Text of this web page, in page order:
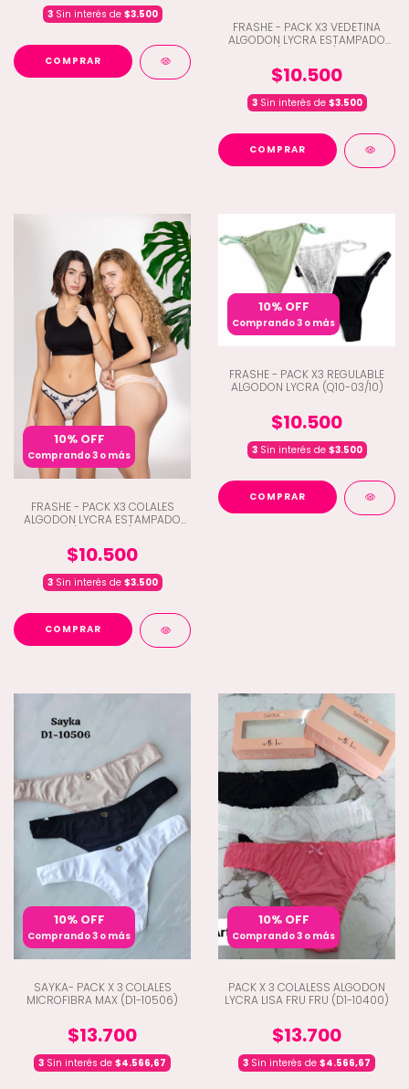
3Sin interés de $3.500
COMPRAR
FRASHE - PACK X3 VEDETINA
ALGODON LYCRA ESTAMPADO
$10.500
3Sin interés de $3.500
COMPRAR
10% OFF
Comprando 3 o más
FRASHE - PACK X3 COLALES
ALGODON LYCRA ESTAMPADO
$10.500
3Sin interés de $3.500
COMPRAR
10% OFF
Comprando 3 o más
FRASHE - PACK X3 REGULABLE
ALGODON LYCRA (Q10-03/10)
$10.500
3Sin interés de $3.500
COMPRAR
10% OFF
Comprando 3 o más
SAYKA- PACK X 3 COLALES
MICROFIBRA MAX (D1-10506)
$13.700
3 Sin interés de $4.566,67
10% OFF
Comprando 3 o más
PACK X 3 COLALESS ALGODON
LYCRA LISA FRU FRU (D1-10400)
$13.700
3 Sin interés de $4.566,67